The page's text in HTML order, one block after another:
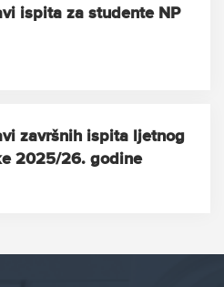
ispita za studente NP
završnih ispita ljetnog
2025/26. godine